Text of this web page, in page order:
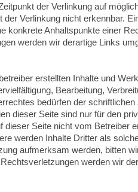
der Verlinkung auf
der Verlinkung nicht erkennbar.
konkrete Anhaltspunkte einer
werden wir derartige Links
erstellten Inhalte und
Bearbeitung,
bedürfen der
dieser Seite sind nur für den
dieser Seite nicht vom Betreiber
werden Inhalte Dritter als
aufmerksam werden, bitten
werden wir